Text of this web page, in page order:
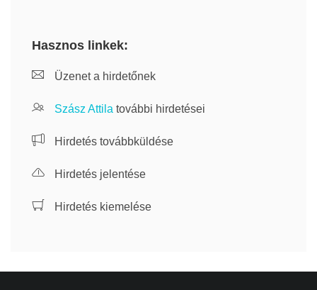
Hasznos linkek:
Üzenet a hirdetőnek
Szász Attila további hirdetései
Hirdetés továbbküldése
Hirdetés jelentése
Hirdetés kiemelése